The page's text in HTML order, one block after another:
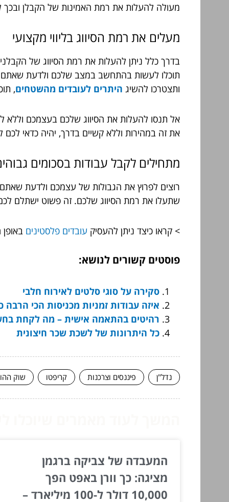
מעולה להעלות את רמת האמינות של הקבלן ובכך
מעלים את רמת הסיווג בליווי מקצועי
בדרך כלל ניתן להעלות את רמת הסיווג של
תוכלו לעשות בהתחשב במצב שלכם ולדעת שאתם
ותצטרכו להשיג היתרים לעובדים מהשטחים,
אל תנסו להעלות את הסיווג שלכם בעצמכם וללא
את זה במהירות וללא קשיים בדרך, יהיה כדאי
מתחילים לקבל עבודות בסכומים
רוצים לפרוץ את הגבולות של עצמכם ולדעת
שתעלו את רמת הסיווג שלכם. זה פשוט ישתלם
> קראו כיצד ניתן להעסיק עובדים פלסטינים באופן
פוסטים קשורים לנושא:
סקירה על סוגי סלטים לאירוח חלבי
איזה עבודות זמניות מכניסות הכי הרבה
רהיטים בהתאמה אישית – מה לקחת
כל היתרונות של לשכת שכר חיצונית
נדל"ן פיננסים וצרכנות קריפטו שוק
המעבדה של צביקה ברגמן
מציגה: כך וורן באפט הפך
10,000 דולר ל-100 מיליארד –